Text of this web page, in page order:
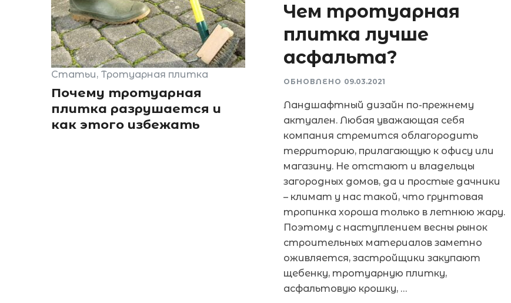
Чем тротуарная
плитка лучше
асфальта?
ОБНОВЛЕНО 09.03.2021
Ландшафтный дизайн по-прежнему
актуален. Любая уважающая себя
компания стремится облагородить
территорию, прилагающую к офису или
магазину. Не отстают и владельцы
загородных домов, да и простые дачники
– климат у нас такой, что грунтовая
тропинка хороша только в летнюю жару.
Поэтому с наступлением весны рынок
строительных материалов заметно
оживляется, застройщики закупают
щебенку, тротуарную плитку,
асфальтовую крошку, …
Статьи Тротуарная плитка
Почему тротуарная
плитка разрушается и
как этого избежать